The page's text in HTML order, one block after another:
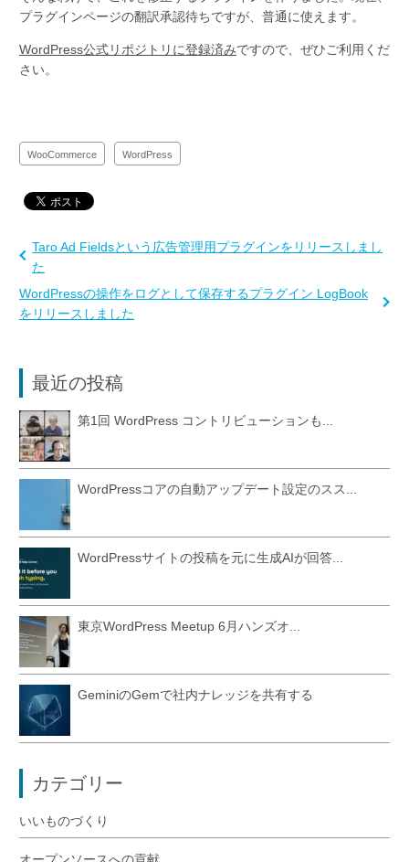
プラグインページの翻訳承認待ちですが、普通に使えます。
WordPress公式リポジトリに登録済みですので、ぜひご利用くだ
さい。
WooCommerce WordPress
Taro Ad Fieldsという広告管理用プラグインをリリースしまし
た
WordPressの操作をログとして保存するプラグイン LogBook
をリリースしました
最近の投稿
第1回 WordPress コントリビューションも...
WordPressコアの自動アップデート設定のスス...
WordPressサイトの投稿を元に生成AIが回答...
東京WordPress Meetup 6月ハンズオ...
GeminiのGemで社内ナレッジを共有する
カテゴリー
いいものづくり
オープンソースへの貢献